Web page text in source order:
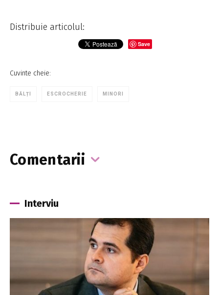
Distribuie articolul:
Save
Cuvinte cheie:
BĂLȚI ESCROCHERIE MINORI
Comentarii
Interviu